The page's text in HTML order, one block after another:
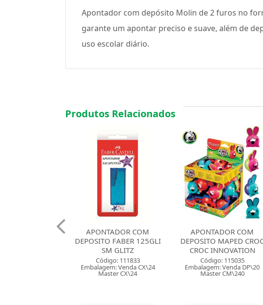
Apontador com depósito Molin de 2 furos no
garante um apontar preciso e suave, além de
uso escolar diário.
Produtos Relacionados
APONTADOR COM
DEPOSITO MAPED CROC
CROC INNOVATION
Código: 115035
Embalagem: Venda DP\20
Master CM\240
APONTADOR COM
DEPOSITO MOLIN
FORMAT SORTIDO
Código: 115820
Embalagem: Venda CX\24
Master CM\240